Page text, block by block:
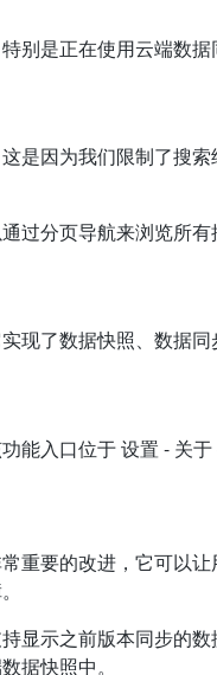
别是正在使用云端数据
是因为我们限制了搜
过分页导航来浏览所有
现了数据快照、数据
能入口位于 设置 - 关
重要的改进，它可以
显示之前版本同步的
据快照中。